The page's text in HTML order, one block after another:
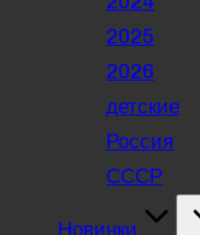
2025
2026
детские
Россия
СССР
Новинки